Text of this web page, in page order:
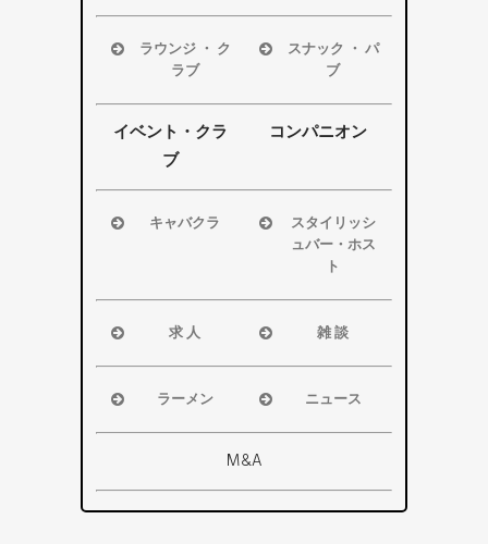
浜松市
磐田市
袋井市
掛川市
その他エリ
ア
浜松市
磐田市
袋井市
掛川市
その他エリ
ラウンジ ・ ク
ラブ
浜松市
磐田市
袋井市
掛川市
その他エリ
スナック ・ パ
ブ
浜松市
磐田市
掛川市
その他エリ
ア
イベント・クラ
ブ
コンパニオン
キャバクラ
掛川市
その他エリ
ア
スタイリッシ
ュバー・ホス
ト
浜松市
磐田市・袋
その他エリ
ア
求 人
浜松市
磐田市
ア
雑 談
浜松市
磐田市
ラーメン
浜松市
袋井市
掛川市
ニュース
浜松市・磐
袋井市・掛
川市
M&A